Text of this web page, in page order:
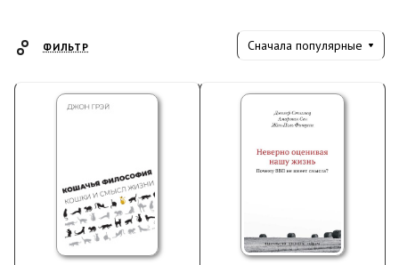
ФИЛЬТР Сначала популярные